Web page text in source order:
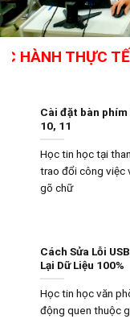
THỰC TẾ TẠI
Cài đặt bàn
10, 11
Học tin học tại
trao đổi công việc
gõ chữ
Cách Sửa Lỗi
Lại Dữ Liệu 100%
Học tin học văn
động quen thuộc